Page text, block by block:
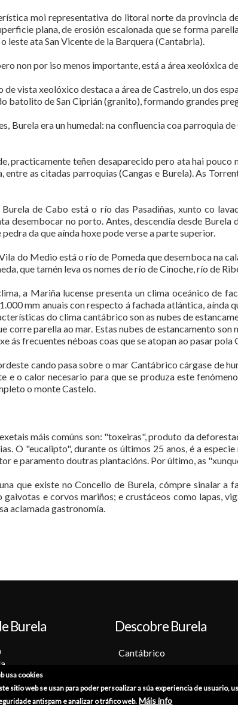
moi representativa do litoral norte da provincia
plana, de erosión escalonada que se forma
leste ata San Vicente de la Barquera (Cantabria).
non por iso menos importante, está a área xeolóxica
de vista xeolóxico destaca a área de Castrelo, un dos
batolito de San Ciprián (granito), formando grandes
Burela era un humedal: na confluencia coa parroquia
practicamente teñen desaparecido pero ata hai
entre as citadas parroquias (Cangas e Burela). As
de Cabo está o río das Pasadiñas, xunto co
desembocar no porto. Antes, descendía desde
pedra da que aínda hoxe pode verse a parte superior.
do Medio está o río de Pomeda que desemboca na
que tamén leva os nomes de río de Cinoche, río de
a Mariña lucense presenta un clima oceánico de
mm anuais con respecto á fachada atlántica, aínda
do clima cantábrico son as nubes de
corre parella ao mar. Estas nubes de estancamento
ás frecuentes néboas coas que se atopan ao pasar
cando pasa sobre o mar Cantábrico cárgase de
e o calor necesario para que se produza este
o monte Castelo.
máis comúns son: "toxeiras", produto da
O "eucalipto", durante os últimos 25 anos, é a
e paramento doutras plantacións. Por último, as
que existe no Concello de Burela, cómpre sinalar a
gaivotas e corvos mariños; e crustáceos como lapas,
aclamada gastronomía.
Burela Descobre Burela
Cantábrico
Tradición
Festas
usa cookies
sitio web se usan para poder persoalizar a súa experiencia de usuario,
antispam e analizar o tráfico web. Máis info